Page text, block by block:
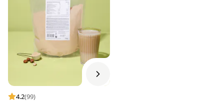
4.2(99)